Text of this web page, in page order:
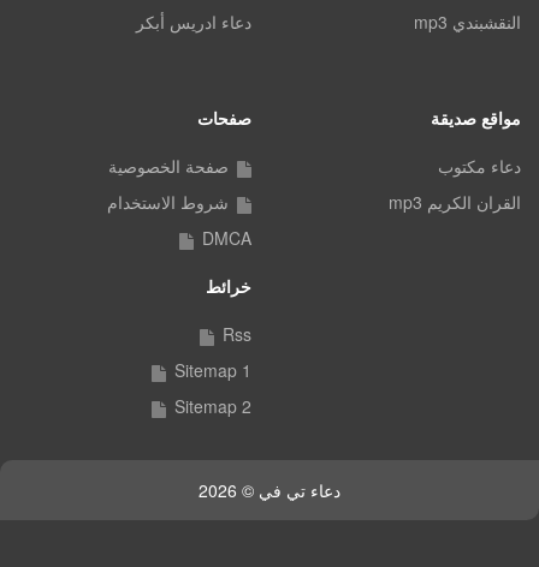
النقشبندي mp3
دعاء ادريس أبكر
مواقع صديقة
دعاء مكتوب
القران الكريم mp3
صفحات
صفحة الخصوصية
شروط الاستخدام
DMCA
خرائط
Rss
Sitemap 1
Sitemap 2
دعاء تي في © 2026